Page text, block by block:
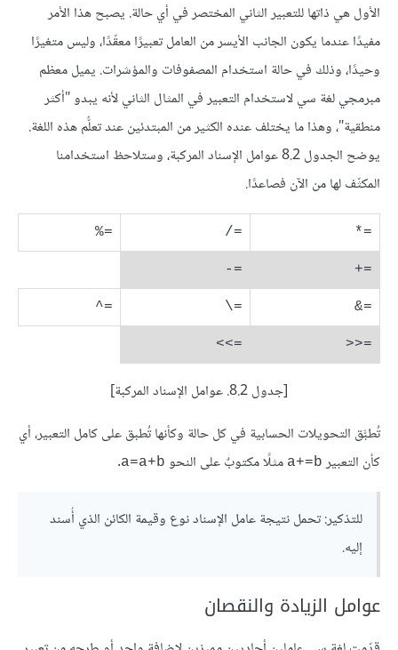
الأول هي ذاتها للتعبير الثاني المختصر في أي حالة. يصبح هذا الأمر
مفيدًا عندما يكون الجانب الأيسر من العامل تعبيرًا معقّدًا، وليس متغيرًا
وحيدًا، وذلك في حالة استخدام المصفوفات والمؤشرات. يميل معظم
مبرمجي لغة سي لاستخدام التعبير في المثال الثاني لأنه يبدو "أكثر
منطقية"، وهذا ما يختلف عنده الكثير من المبتدئين عند تعلُّم هذه اللغة.
يوضح الجدول 8.2 عوامل الإسناد المركبة، وستلاحظ استخدامنا
المكثّف لها من الآن فصاعدًا.
=*
=/
=%
=+
=-
=&
=\
=^
=<<
=>>
[جدول 8.2. عوامل الإسناد المركبة]
تُطبَّق التحويلات الحسابية في كل حالة وكأنها تُطبق على كامل التعبير، أي
كأن التعبير a+=b مثلًا مكتوبٌ على النحو a=a+b
.
للتذكير: تحمل نتيجة عامل الإسناد نوع وقيمة الكائن الذي أُسند
إليه.
عوامل الزيادة والنقصان